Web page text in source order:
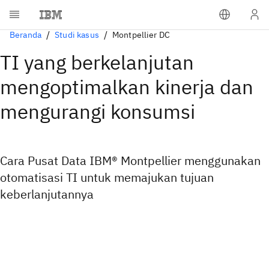
Beranda Studi kasus Montpellier DC
TI yang berkelanjutan
mengoptimalkan kinerja dan
mengurangi konsumsi
Cara Pusat Data IBM® Montpellier menggunakan
otomatisasi TI untuk memajukan tujuan
keberlanjutannya